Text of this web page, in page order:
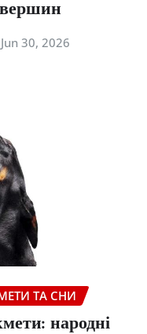
Jun 30, 2026
ТА СНИ
народні